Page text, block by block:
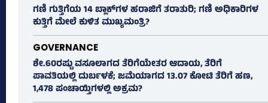
ಗಣಿ ಗುತ್ತಿಗೆಯ 14 ಬ್ಲಾಕ್‌ಗಳ ಹರಾಜಿಗೆ ತರಾತುರಿ; ಗಣಿ ಅಧಿಕಾರಿಗಳ
ಕುತ್ತಿಗೆ ಮೇಲೆ ಕುಳಿತ ಮುಖ್ಯಮಂತ್ರಿ?
GOVERNANCE
ಶೇ.60ರಷ್ಟು ವಸೂಲಾಗದ ತೆರಿಗೆಯೇತರ ಆದಾಯ, ತೆರಿಗೆ
ಪಾವತಿಯಲ್ಲಿ ದುರ್ಬಳಕೆ; ಜಮೆಯಾಗದ 13.07 ಕೋಟಿ ತೆರಿಗೆ ಹಣ,
1,478 ಪಂಚಾಯ್ತಿಗಳಲ್ಲಿ ಅಕ್ರಮ?